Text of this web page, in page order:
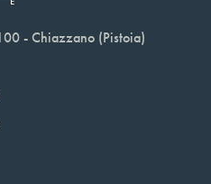
- Chiazzano (Pistoia)